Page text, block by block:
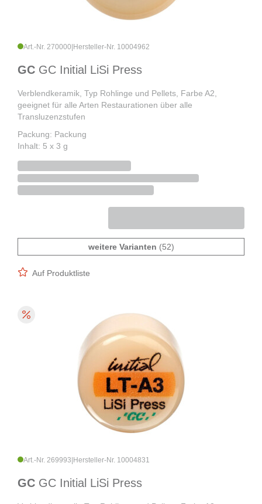
Art.-Nr. 270000 Hersteller-Nr. 10004962
GC GC Initial LiSi Press
Verblendkeramik, Typ Rohlinge und Pellets, Farbe A2,
geeignet für alle Arten Restaurationen über alle
Transluzenzstufen
Packung: Packung
Inhalt: 5 x 3 g
weitere Varianten (52)
Auf Produktliste
Art.-Nr. 269993 Hersteller-Nr. 10004831
GC GC Initial LiSi Press